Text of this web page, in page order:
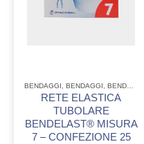
BENDAGGI , BENDAGGI , BENDAGGI
RETE ELASTICA
TUBOLARE
BENDELAST® MISURA
7 – CONFEZIONE 25